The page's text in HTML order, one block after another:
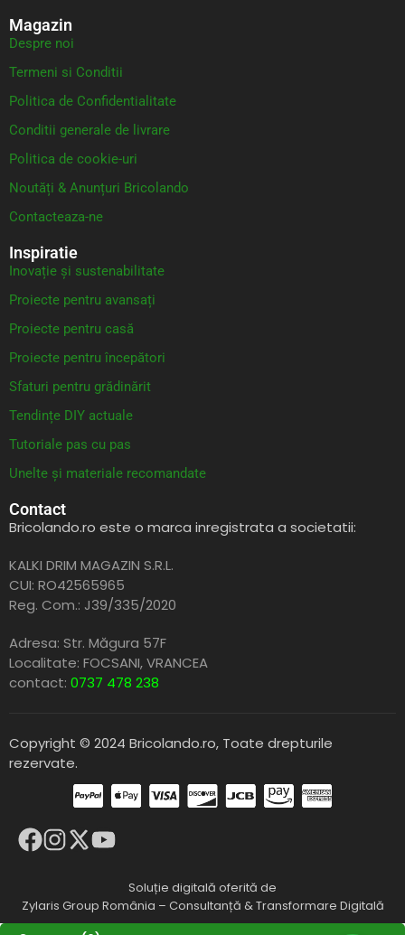
Magazin
Despre noi
Termeni si Conditii
Politica de Confidentialitate
Conditii generale de livrare
Politica de cookie-uri
Noutăți & Anunțuri Bricolando
Contacteaza-ne
Inspiratie
Inovație și sustenabilitate
Proiecte pentru avansați
Proiecte pentru casă
Proiecte pentru începători
Sfaturi pentru grădinărit
Tendințe DIY actuale
Tutoriale pas cu pas
Unelte și materiale recomandate
Contact
Bricolando.ro este o marca inregistrata a societatii:
KALKI DRIM MAGAZIN S.R.L.
CUI: RO42565965
Reg. Com.: J39/335/2020
Adresa: Str. Măgura 57F
Localitate: FOCSANI,VRANCEA
contact: 0737 478 238
Copyright © 2024 Bricolando.ro, Toate drepturile
rezervate.
Soluție digitală oferită de
Zylaris Group România – Consultanță & Transformare Digitală